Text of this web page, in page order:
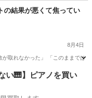
の結果が悪くて焦ってい
8月4日
取れなかった」 「このままでは
い🎹】ピアノを買い